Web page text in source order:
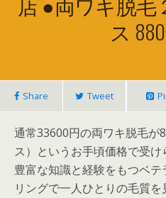
ス
Share Tweet
通常33600円の両ワキ脱毛が
ス）というお手頃価格で受け
豊富な知識と経験をもつベ
リングで一人ひとりの毛質